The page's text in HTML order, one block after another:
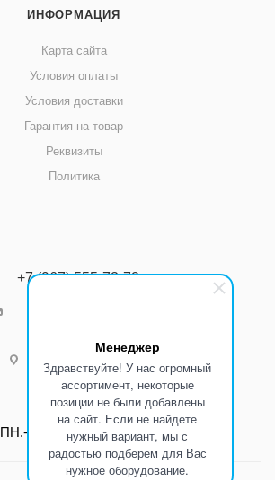
Менеджер
Здравствуйте! У нас огромный
ассортимент, некоторые
позиции не были добавлены
на сайт. Если не найдете
нужный вариант, мы с
радостью подберем для Вас
нужное оборудование.
ИНФОРМАЦИЯ
Карта сайта
Условия оплаты
Условия доставки
Гарантия на товар
Реквизиты
Политика
+7 (967) 555-73-72
г.Ростов-на-Дону
Режим работы:
ПН.-ПТ.: С 8:00 до 17:00